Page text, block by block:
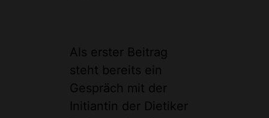
Als erster Beitrag
steht bereits ein
Gespräch mit der
Initiantin der Dietiker